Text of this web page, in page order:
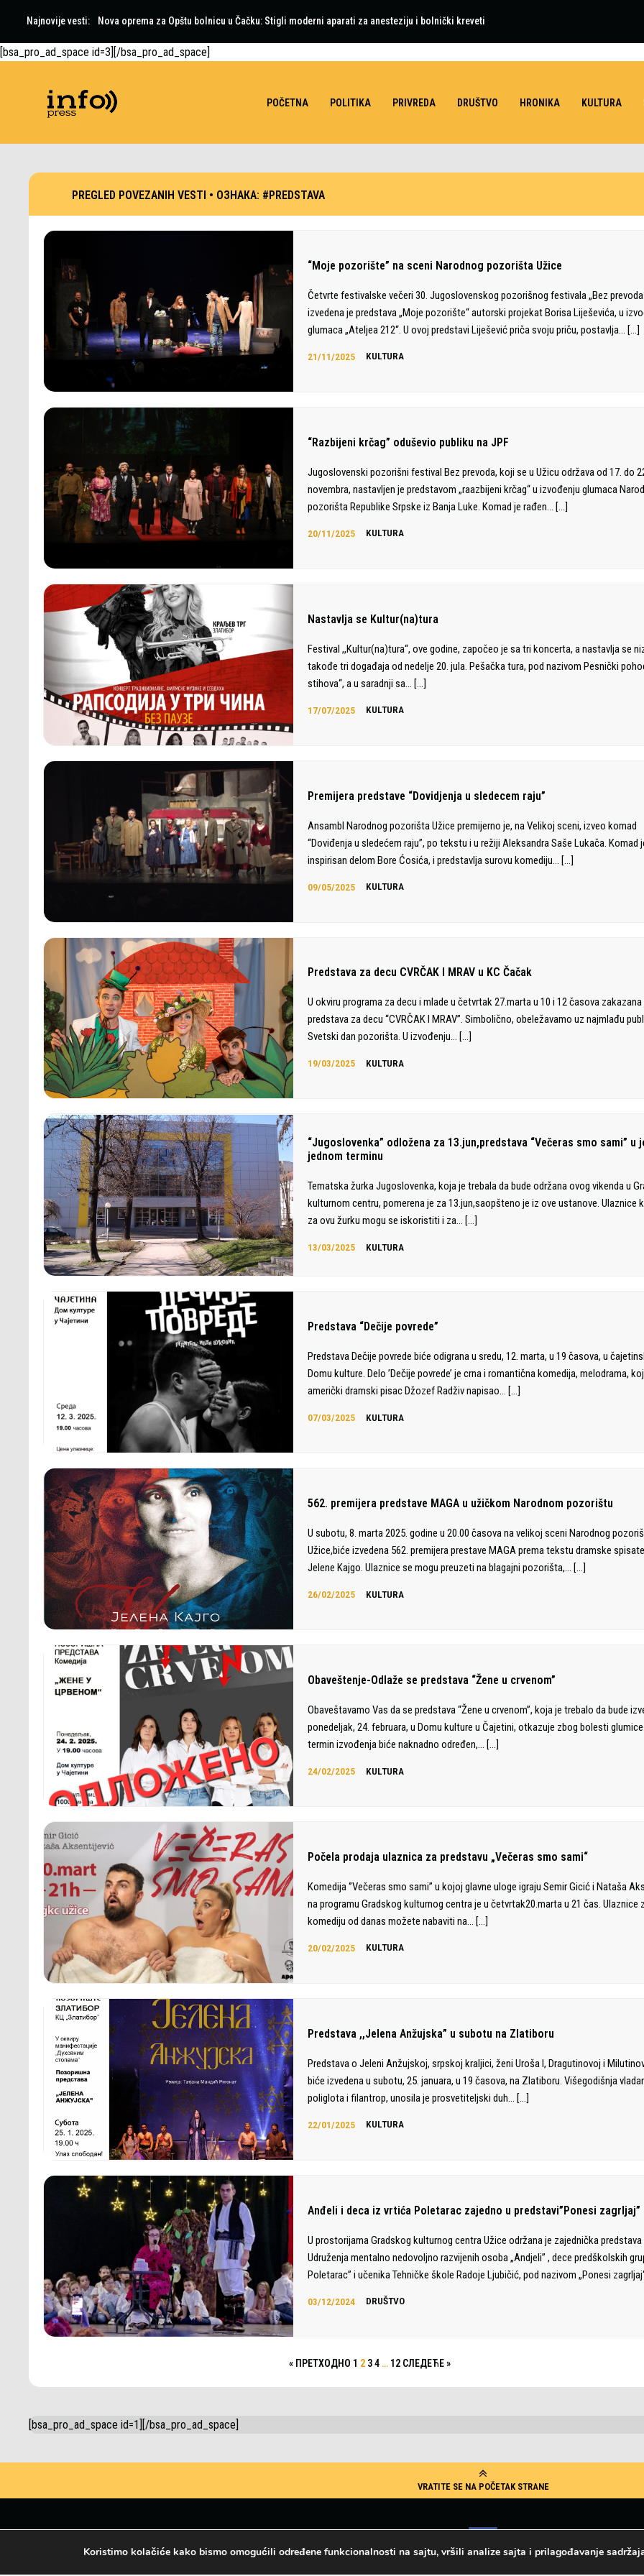
Najnovije vesti: Nova oprema za Opštu bolnicu u Čačku: Stigli moderni aparati za anesteziju i bolnički kreveti
[bsa_pro_ad_space id=3][/bsa_pro_ad_space]
POČETNA POLITIKA PRIVREDA DRUŠTVO HRONIKA KULTURA
PREGLED POVEZANIH VESTI • ОЗНАКА: #PREDSTAVA
“Moje pozorište” na sceni Narodnog pozorišta Užice
Četvrte festivalske večeri 30. Jugoslovenskog pozorišnog festivala „Bez
izvedena je predstava „Moje pozorište“ autorski projekat Borisa Liješevića, u
glumaca „Ateljea 212“. U ovoj predstavi Liješević priča svoju priču, postavlja… […]
21/11/2025 KULTURA
“Razbijeni krčag” oduševio publiku na JPF
Jugoslovenski pozorišni festival Bez prevoda, koji se u Užicu održava od 17. do
novembra, nastavljen je predstavom „raazbijeni krčag“ u izvođenju glumaca
pozorišta Republike Srpske iz Banja Luke. Komad je rađen… […]
20/11/2025 KULTURA
Nastavlja se Kultur(na)tura
Festival ,,Kultur(na)tura“, ove godine, započeo je sa tri koncerta, a nastavlja se
takođe tri događaja od nedelje 20. jula. Pešačka tura, pod nazivom Pesnički
stihova“, a u saradnji sa… […]
17/07/2025 KULTURA
Premijera predstave “Dovidjenja u sledecem raju”
Ansambl Narodnog pozorišta Užice premijerno je, na Velikoj sceni, izveo komad
“Doviđenja u sledećem raju”, po tekstu i u režiji Aleksandra Saše Lukača. Komad
inspirisan delom Bore Ćosića, i predstavlja surovu komediju…
[…]
09/05/2025 KULTURA
Predstava za decu CVRČAK I MRAV u KC Čačak
U okviru programa za decu i mlade u četvrtak 27.marta u 10 i 12 časova zakazana
predstava za decu “CVRČAK I MRAV”. Simbolično, obeležavamo uz najmlađu
Svetski dan pozorišta. U izvođenju… […]
19/03/2025 KULTURA
“Jugoslovenka” odložena za 13.jun,predstava “Večeras smo sami” u
jednom terminu
Tematska žurka Jugoslovenka, koja je trebala da bude održana ovog vikenda u
kulturnom centru, pomerena je za 13.jun,saopšteno je iz ove ustanove. Ulaznice
za ovu žurku mogu se iskoristiti i za… […]
13/03/2025 KULTURA
Predstava “Dečije povrede”
Predstava Dečije povrede biće odigrana u sredu, 12. marta, u 19 časova, u
Domu kulture. Delo ’Dečije povrede’ je crna i romantična komedija, melodrama,
američki dramski pisac Džozef Radživ napisao… […]
07/03/2025 KULTURA
562. premijera predstave MAGA u užičkom Narodnom pozorištu
U subotu, 8. marta 2025. godine u 20.00 časova na velikoj sceni Narodnog
Užice,biće izvedena 562. premijera prestave MAGA prema tekstu dramske
Jelene Kajgo. Ulaznice se mogu preuzeti na blagajni pozorišta,… […]
26/02/2025 KULTURA
Obaveštenje-Odlaže se predstava “Žene u crvenom”
Obaveštavamo Vas da se predstava “Žene u crvenom”, koja je trebalo da bude
ponedeljak, 24. februara, u Domu kulture u Čajetini, otkazuje zbog bolesti
termin izvođenja biće naknadno određen,… […]
24/02/2025 KULTURA
Počela prodaja ulaznica za predstavu „Večeras smo sami“
Komedija ‘’Večeras smo sami’’ u kojoj glavne uloge igraju Semir Gicić i Nataša
na programu Gradskog kulturnog centra je u četvrtak20.marta u 21 čas. Ulaznice
komediju od danas možete nabaviti na… […]
20/02/2025 KULTURA
Predstava ,,Jelena Anžujska” u subotu na Zlatiboru
Predstava o Jeleni Anžujskoj, srpskoj kraljici, ženi Uroša I, Dragutinovoj i
biće izvedena u subotu, 25. januara, u 19 časova, na Zlatiboru. Višegodišnja
poliglota i filantrop, unosila je prosvetiteljski duh… […]
22/01/2025 KULTURA
Anđeli i deca iz vrtića Poletarac zajedno u predstavi”Ponesi zagrljaj”
U prostorijama Gradskog kulturnog centra Užice održana je zajednička
Udruženja mentalno nedovoljno razvijenih osoba „Andjeli” , dece predškolskih
Poletarac” i učenika Tehničke škole Radoje Ljubičić, pod nazivom „Ponesi
03/12/2024 DRUŠTVO
« ПРЕТХОДНО 1 2 3 4 … 12 СЛЕДЕЋЕ »
[bsa_pro_ad_space id=1][/bsa_pro_ad_space]
VRATITE SE NA POČETAK STRANE
Koristimo kolačiće kako bismo omogućili određene funkcionalnosti na sajtu, vršili analize sajta i prilagođavanje